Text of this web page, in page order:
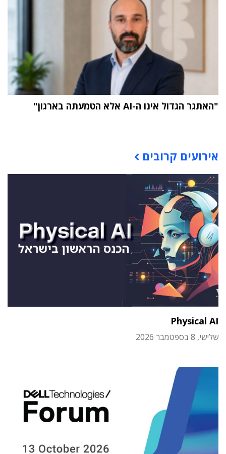
"האתגר הגדול אינו ה-AI אלא הטמעתה בארגון"
אירועים קרובים
Physical AI
שלישי, 8 בספטמבר 2026